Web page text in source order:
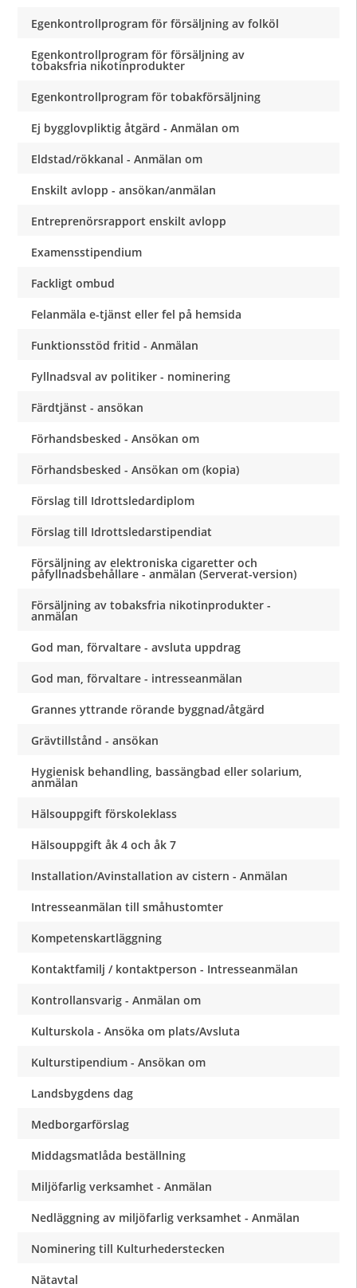
Egenkontrollprogram för försäljning av folköl
Egenkontrollprogram för försäljning av
tobaksfria nikotinprodukter
Egenkontrollprogram för tobakförsäljning
Ej bygglovpliktig åtgärd - Anmälan om
Eldstad/rökkanal - Anmälan om
Enskilt avlopp - ansökan/anmälan
Entreprenörsrapport enskilt avlopp
Examensstipendium
Fackligt ombud
Felanmäla e-tjänst eller fel på hemsida
Funktionsstöd fritid - Anmälan
Fyllnadsval av politiker - nominering
Färdtjänst - ansökan
Förhandsbesked - Ansökan om
Förhandsbesked - Ansökan om (kopia)
Förslag till Idrottsledardiplom
Förslag till Idrottsledarstipendiat
Försäljning av elektroniska cigaretter och
påfyllnadsbehållare - anmälan (Serverat-version)
Försäljning av tobaksfria nikotinprodukter -
anmälan
God man, förvaltare - avsluta uppdrag
God man, förvaltare - intresseanmälan
Grannes yttrande rörande byggnad/åtgärd
Grävtillstånd - ansökan
Hygienisk behandling, bassängbad eller solarium,
anmälan
Hälsouppgift förskoleklass
Hälsouppgift åk 4 och åk 7
Installation/Avinstallation av cistern - Anmälan
Intresseanmälan till småhustomter
Kompetenskartläggning
Kontaktfamilj / kontaktperson - Intresseanmälan
Kontrollansvarig - Anmälan om
Kulturskola - Ansöka om plats/Avsluta
Kulturstipendium - Ansökan om
Landsbygdens dag
Medborgarförslag
Middagsmatlåda beställning
Miljöfarlig verksamhet - Anmälan
Nedläggning av miljöfarlig verksamhet - Anmälan
Nominering till Kulturhederstecken
Nätavtal